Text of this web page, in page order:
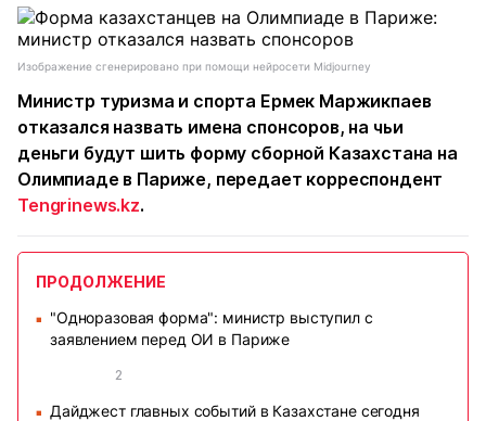
Изображение сгенерировано при помощи нейросети Midjourney
Министр туризма и спорта Ермек Маржикпаев
отказался назвать имена спонсоров, на чьи
деньги будут шить форму сборной Казахстана на
Олимпиаде в Париже, передает корреспондент
Tengrinews.kz.
ПРОДОЛЖЕНИЕ
■
"Одноразовая форма": министр выступил с
заявлением перед ОИ в Париже
2
■ Дайджест главных событий в Казахстане сегодня